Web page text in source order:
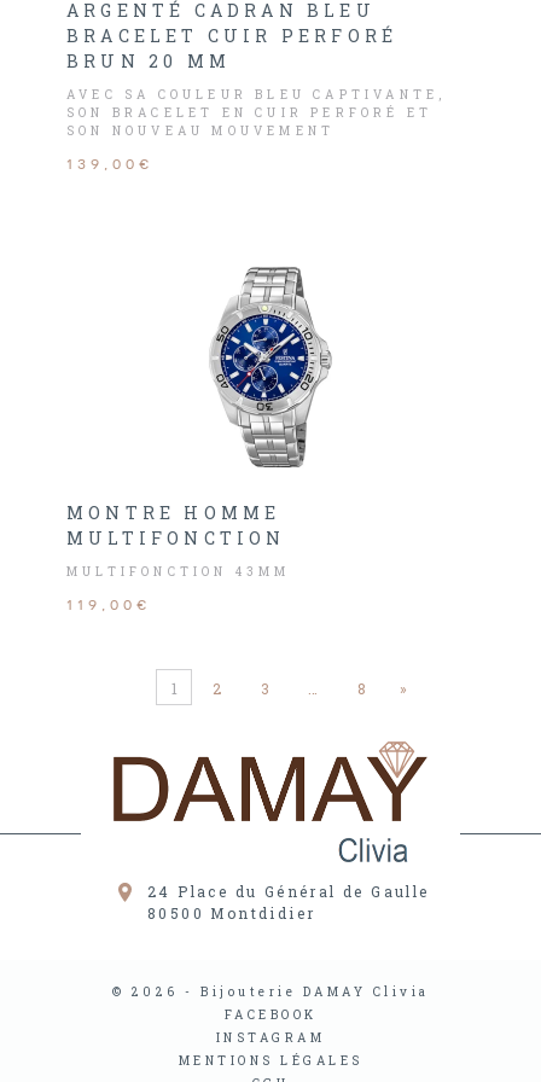
ARGENTÉ CADRAN BLEU
BRACELET CUIR PERFORÉ
BRUN 20 MM
AVEC SA COULEUR BLEU CAPTIVANTE,
SON BRACELET EN CUIR PERFORÉ ET
SON NOUVEAU MOUVEMENT
ESSENTIAL 206J164 SE DISTINGUE PAR
139,00€
MONTRE HOMME
MULTIFONCTION
MULTIFONCTION 43MM
119,00€
1 2 3 8 »
24 Place du Général de Gaulle
80500 Montdidier
© 2026 - Bijouterie DAMAY Clivia
FACEBOOK
INSTAGRAM
MENTIONS LÉGALES